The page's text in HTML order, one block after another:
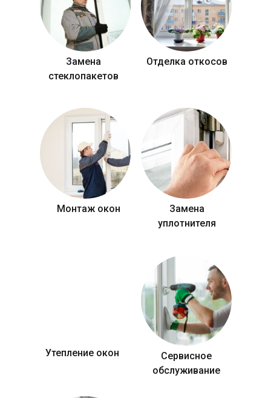
Замена
стеклопакетов
Отделка откосов
Монтаж окон
Замена
уплотнителя
Утепление окон
Сервисное
обслуживание